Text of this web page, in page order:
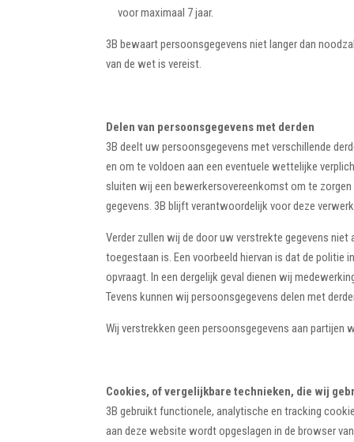
voor maximaal 7 jaar.
3B bewaart persoonsgegevens niet langer dan
van de wet is vereist.
Delen van persoonsgegevens met derden
3B deelt uw persoonsgegevens met verschillende
en om te voldoen aan een eventuele wettelijke
sluiten wij een bewerkersovereenkomst om te
gegevens. 3B blijft verantwoordelijk voor deze
Verder zullen wij de door uw verstrekte gegevens
toegestaan is. Een voorbeeld hiervan is dat de politie
opvraagt. In een dergelijk geval dienen wij
Tevens kunnen wij persoonsgegevens delen met
Wij verstrekken geen persoonsgegevens aan partijen
Cookies, of vergelijkbare technieken, die wij
3B gebruikt functionele, analytische en tracking
aan deze website wordt opgeslagen in de browser